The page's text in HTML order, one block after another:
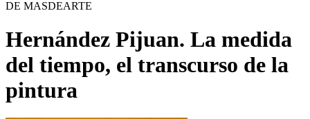
DE MASDEARTE
Hernández Pijuan. La medida
del tiempo, el transcurso de la
pintura